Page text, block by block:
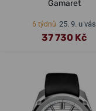
Gamaret
6 týdnů 25. 9. u vás
37 730 Kč